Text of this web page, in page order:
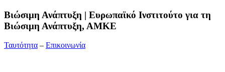
Bιώσιμη Ανάπτυξη | Ευρωπαϊκό Ινστιτούτο για τη
Βιώσιμη Ανάπτυξη, ΑΜΚΕ
Ταυτότητα – Επικοινωνία